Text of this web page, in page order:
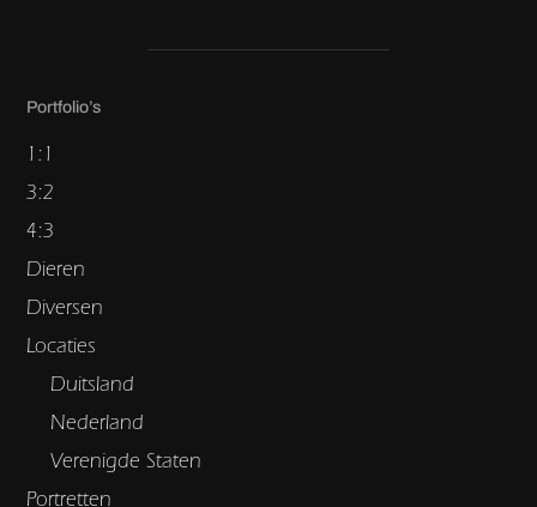
Portfolio’s
1:1
3:2
4:3
Dieren
Diversen
Locaties
Duitsland
Nederland
Verenigde Staten
Portretten